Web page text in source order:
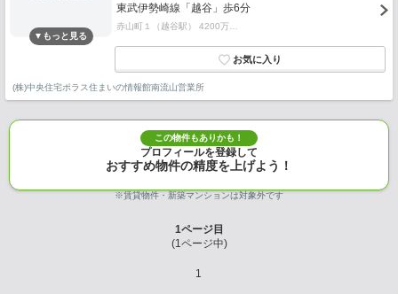
東武伊勢崎線「越谷」歩6分
赤山町１（越谷駅） 4200万…
(株)中央住宅ポラス住まいの情報館南流山営業所
この物件もありかも！
プロフィールを登録して
おすすめ物件の精度を上げよう！
※賃貸物件・新築マンションは対象外です
1ページ目
(1ページ中)
1